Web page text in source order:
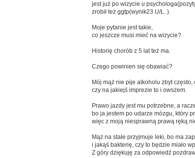
jest już po wizycie u
zrobił też ggtp(wynik23 U/L. ).
Moje pytanie jest takie,
co jeszcze musi mieć na wizycie?
Historię chorób z 5 lat też ma.
Czego powinien się obawiać?
Mój mąż nie pije alkoholu zbyt
czy na jakiejś imprezie to i owszem.
Prawo jazdy jest mu potrzebne, a
bo ja jestem po udarze mózgu, który
więc z moją niesprawną prawą ręką
Mąż na stałe przyjmuje leki, bo ma
i jakąś bakterię, czy to będzie miało
Z góry dziękuję za odpowiedź